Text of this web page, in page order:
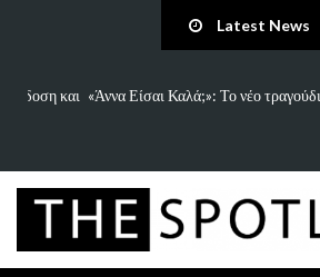
Latest News
«Άννα Είσαι Καλά;»: Το νέο τραγούδι του